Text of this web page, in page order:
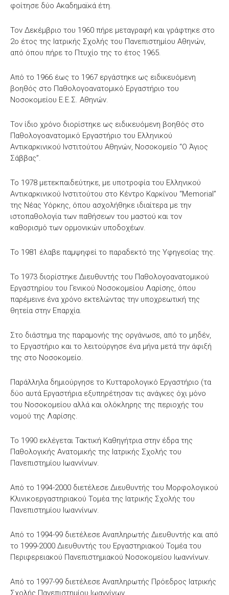
φοίτησε δύο Ακαδημαϊκά έτη.
Τον Δεκέμβριο του 1960 πήρε μεταγραφή και γράφτηκε στο
2ο έτος της Ιατρικής Σχολής του Πανεπιστημίου Αθηνών,
από όπου πήρε το Πτυχίο της το έτος 1965.
Από το 1966 έως το 1967 εργάστηκε ως ειδικευόμενη
βοηθός στο Παθολογοανατομικό Εργαστήριο του
Νοσοκομείου Ε.Ε.Σ. Αθηνών.
Τον ίδιο χρόνο διορίστηκε ως ειδικευόμενη βοηθός στο
Παθολογοανατομικό Εργαστήριο του Ελληνικού
Αντικαρκινικού Ινστιτούτου Αθηνών, Νοσοκομείο “Ο Άγιος
Σάββας”.
Το 1978 μετεκπαιδεύτηκε, με υποτροφία του Ελληνικού
Αντικαρκινικού Ινστιτούτου στο Κέντρο Καρκίνου “Memorial”
της Νέας Υόρκης, όπου ασχολήθηκε ιδιαίτερα με την
ιστοπαθολογία των παθήσεων του μαστού και τον
καθορισμό των ορμονικών υποδοχέων.
Το 1981 έλαβε παμψηφεί το παραδεκτό της Υφηγεσίας της.
Το 1973 διορίστηκε Διευθυντής του Παθολογοανατομικού
Εργαστηρίου του Γενικού Νοσοκομείου Λαρίσης, όπου
παρέμεινε ένα χρόνο εκτελώντας την υποχρεωτική της
θητεία στην Επαρχία.
Στο διάστημα της παραμονής της οργάνωσε, από το μηδέν,
το Εργαστήριο και το λειτούργησε ένα μήνα μετά την άφιξή
της στο Νοσοκομείο.
Παράλληλα δημιούργησε το Κυτταρολογικό Εργαστήριο (τα
δύο αυτά Εργαστήρια εξυπηρέτησαν τις ανάγκες όχι μόνο
του Νοσοκομείου αλλά και ολόκληρης της περιοχής του
νομού της Λαρίσης.
Το 1990 εκλέγεται Τακτική Καθηγήτρια στην έδρα της
Παθολογικής Ανατομικής της Ιατρικής Σχολής του
Πανεπιστημίου Ιωαννίνων.
Από το 1994-2000 διετέλεσε Διευθυντής του Μορφολογικού
Κλινικοεργαστηριακού Τομέα της Ιατρικής Σχολής του
Πανεπιστημίου Ιωαννίνων.
Από το 1994-99 διετέλεσε Αναπληρωτής Διευθυντής και από
το 1999-2000 Διευθυντής του Εργαστηριακού Τομέα του
Περιφερειακού Πανεπιστημιακού Νοσοκομείου Ιωαννίνων.
Από το 1997-99 διετέλεσε Αναπληρωτής Πρόεδρος Ιατρικής
Σχολής Πανεπιστημίου Ιωαννίνων.